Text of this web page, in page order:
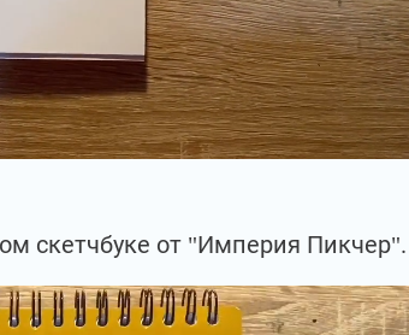
скетчбуке от "Империя Пикчер".